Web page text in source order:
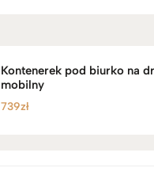
Kontenerek pod biurko na
mobilny
739zł